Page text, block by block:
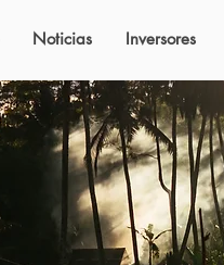
Noticias Inversores